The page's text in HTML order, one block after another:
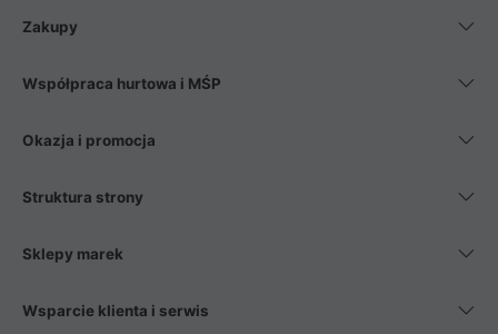
wentylatory. Na koniec mając już to wszystko, możesz
Zakupy
Współpraca hurtowa i MŚP
Okazja i promocja
Struktura strony
Sklepy marek
Wsparcie klienta i serwis